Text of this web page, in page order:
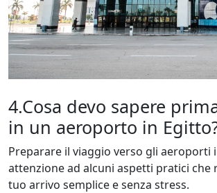
4.Cosa devo sapere
in un aeroporto in
Preparare il viaggio verso gli aeroporti
attenzione ad alcuni aspetti pratici che
tuo arrivo semplice e senza stress.